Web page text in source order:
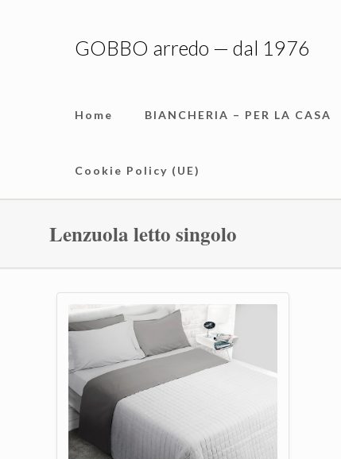
GOBBO arredo — dal 1976
Home BIANCHERIA – PER LA CASA
Cookie Policy (UE)
Lenzuola letto singolo